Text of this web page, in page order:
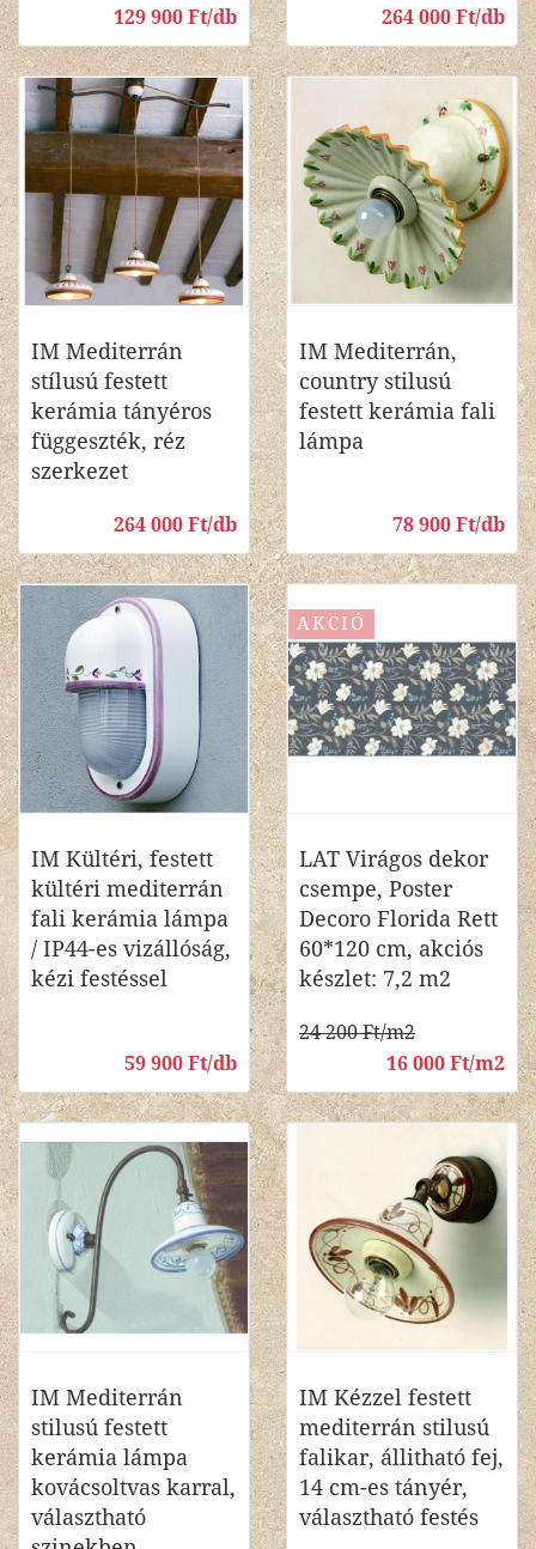
129 900 Ft/db 264 000 Ft/db
IM Mediterrán
stílusú festett
kerámia tányéros
függeszték, réz
szerkezet
264 000 Ft/db
IM Mediterrán,
country stilusú
festett kerámia fali
lámpa
78 900 Ft/db
IM Kültéri, festett
kültéri mediterrán
fali kerámia lámpa
/ IP44-es vizállóság,
kézi festéssel
59 900 Ft/db
AKCIÓ
LAT Virágos dekor
csempe, Poster
Decoro Florida Rett
60*120 cm, akciós
készlet: 7,2 m2
24 200 Ft/m2
16 000 Ft/m2
IM Mediterrán
stilusú festett
kerámia lámpa
kovácsoltvas karral,
választható
IM Kézzel festett
mediterrán stilusú
falikar, állitható fej,
14 cm-es tányér,
választható festés